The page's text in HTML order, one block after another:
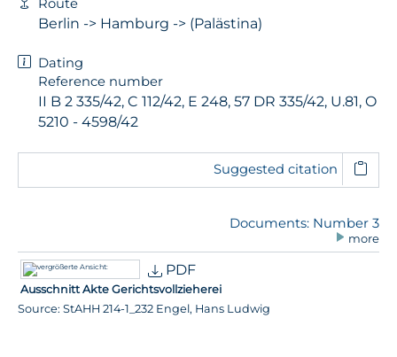
Berlin -> Hamburg -> (Palästina)
Dating
Reference number
II B 2 335/42, C 112/42, E 248, 57 DR 335/42, U.81, O
5210 - 4598/42
Suggested citation
Documents: Number 3
more
PDF
Ausschnitt Akte Gerichtsvollzieherei
Source: StAHH 214-1_232 Engel, Hans Ludwig